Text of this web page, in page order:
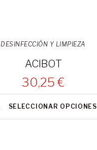
DESINFECCIÓN Y LIMPIEZA
ACIBOT
30,25 €
SELECCIONAR OPCIONES